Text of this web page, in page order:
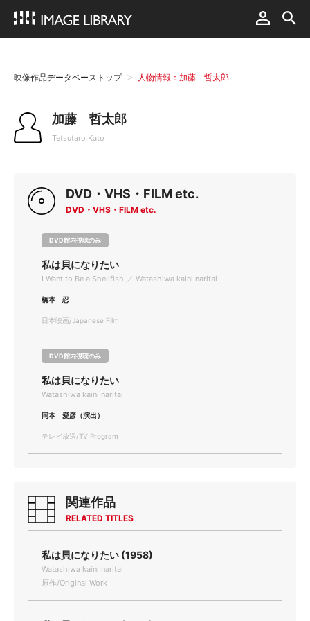
映像作品データベーストップ 人物情報：加藤 哲太郎
加藤 哲太郎
Tetsutaro Kato
DVD・VHS・FILM etc.
DVD・VHS・FILM etc.
DVD館内視聴のみ
私は貝になりたい
I Want to Be a Shellfish ／ Watashiwa kaini naritai
橋本 忍
日本映画/Japanese Film
DVD館内視聴のみ
私は貝になりたい
Watashiwa kaini naritai
岡本 愛彦（演出）
テレビ放送/TV Program
関連作品
RELATED TITLES
私は貝になりたい (1958)
Watashiwa kaini naritai
原作/Original Work